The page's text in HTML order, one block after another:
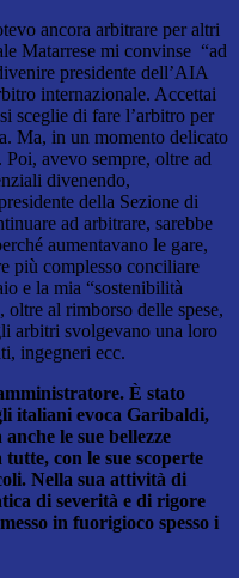
ancora arbitrare per altri
Matarrese mi convinse “ad
presidente dell’AIA
internazionale. Accettai
sceglie di fare l’arbitro per
Ma, in un momento delicato
avevo sempre, oltre ad
divenendo,
della Sezione di
ad arbitrare, sarebbe
aumentavano le gare,
più complesso conciliare
e la mia “sostenibilità
al rimborso delle spese,
arbitri svolgevano una loro
ingegneri ecc.
È stato
italiani evoca Garibaldi,
le sue bellezze
con le sue scoperte
Nella sua attività di
di severità e di rigore
in fuorigioco spesso i